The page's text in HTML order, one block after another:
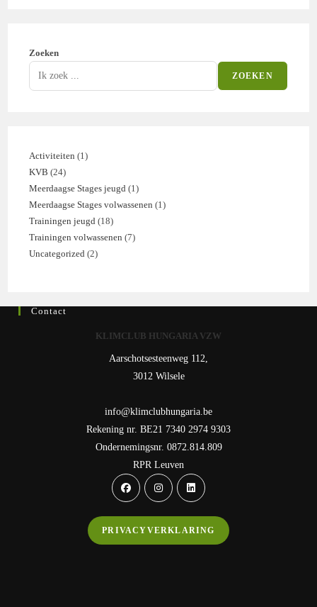
Zoeken
ZOEKEN
Activiteiten 11
KVB 2424
producten
Meerdaagse Stages jeugd 11
product
Meerdaagse Stages volwassenen 11
Trainingen jeugd 1818
producten
Trainingen volwassenen 77
Uncategorized 22
Contact
KLIMCLUB HUNGARIA VZW
Aarschotsesteenweg 112,
3012 Wilsele
info@klimclubhungaria.be
Rekening nr. BE21 7340 2974 9303
Ondernemingsnr. 0872.814.809
RPR Leuven
Opens
in
a
new
Opens
in
a
new
a
new
PRIVACYVERKLARING